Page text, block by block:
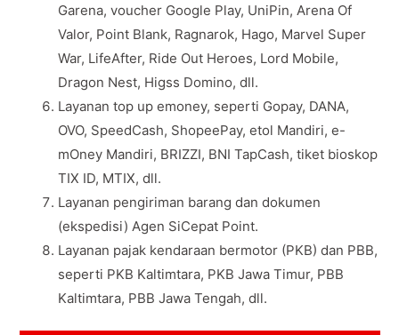
Garena, voucher Google Play, UniPin, Arena Of
Valor, Point Blank, Ragnarok, Hago, Marvel Super
War, LifeAfter, Ride Out Heroes, Lord Mobile,
Dragon Nest, Higss Domino, dll.
Layanan top up emoney, seperti Gopay, DANA,
OVO, SpeedCash, ShopeePay, etol Mandiri, e-
mOney Mandiri, BRIZZI, BNI TapCash, tiket bioskop
TIX ID, MTIX, dll.
Layanan pengiriman barang dan dokumen
(ekspedisi) Agen SiCepat Point.
Layanan pajak kendaraan bermotor (PKB) dan PBB,
seperti PKB Kaltimtara, PKB Jawa Timur, PBB
Kaltimtara, PBB Jawa Tengah, dll.